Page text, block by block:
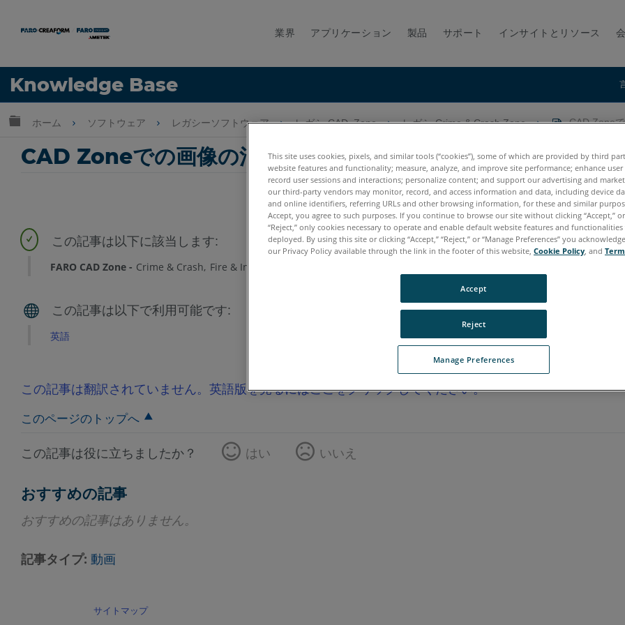
業界 アプリケーション 製品 サポート インサイトとリソース
Knowledge Base
言語
グローバル階層を展開/折りたたむ
ホーム ソフトウェア レガシーソフトウェア レガシ-CAD_Zone レガシ-Crime & Crash Zone CAD Zone
CAD Zoneでの画像の消去
FARO CAD Zone Crime & Crash Fire & Insurance
英語
この記事は翻訳されていません。英語版を見るにはここをクリックしてください。
このページのトップへ
この記事は役に立ちましたか？ はい いいえ
おすすめの記事
おすすめの記事はありません。
記事タイプ 動画
サイトマップ
This site uses cookies, pixels, and similar tools (“cookies”), some of which are provided by third
website features and functionality; measure, analyze, and improve site performance; enhance user
record user sessions and interactions; personalize content; and support our advertising and
our third-party vendors may monitor, record, and access information and data, including device
and online identifiers, referring URLs and other browsing information, for these and similar
Accept, you agree to such purposes. If you continue to browse our site without clicking “Accept,”
“Reject,” only cookies necessary to operate and enable default website features and
deployed. By using this site or clicking “Accept,” “Reject,” or “Manage Preferences” you
our Privacy Policy available through the link in the footer of this website, Cookie Policy, and
Manage Preferences
Reject
Accept